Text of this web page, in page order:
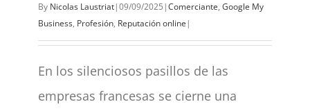
By Nicolas Laustriat|09/09/2025 |Comerciante, Google My
Business, Profesión, Reputación online |
En los silenciosos pasillos de las
empresas francesas se cierne una